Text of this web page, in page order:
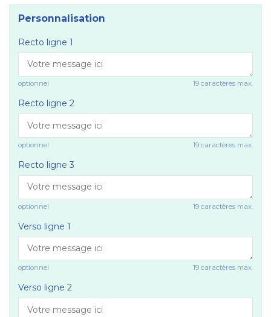
Personnalisation
Recto ligne 1
optionnel 19 caractères max.
Recto ligne 2
optionnel 19 caractères max.
Recto ligne 3
optionnel 19 caractères max.
Verso ligne 1
optionnel 19 caractères max.
Verso ligne 2